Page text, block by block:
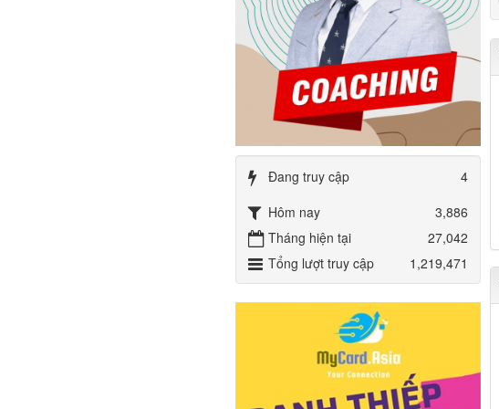
Đang truy cập
4
Hôm nay
3,886
Tháng hiện tại
27,042
Tổng lượt truy cập
1,219,471